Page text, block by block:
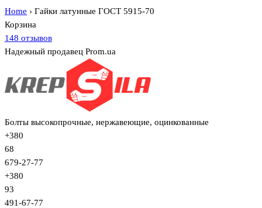
Home › Гайки латунные ГОСТ 5915-70
Корзина
148 отзывов
Надежный продавец Prom.ua
Болты высокопрочные, нержавеющие, оцинкованные
+380
68
679-27-77
+380
93
491-67-77